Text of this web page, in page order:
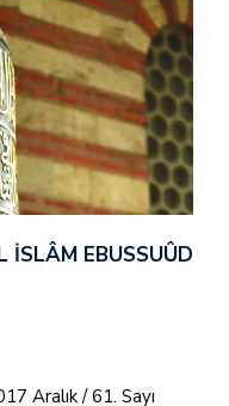
İSLÂM EBUSSUÛD
Aralık / 61. Sayı